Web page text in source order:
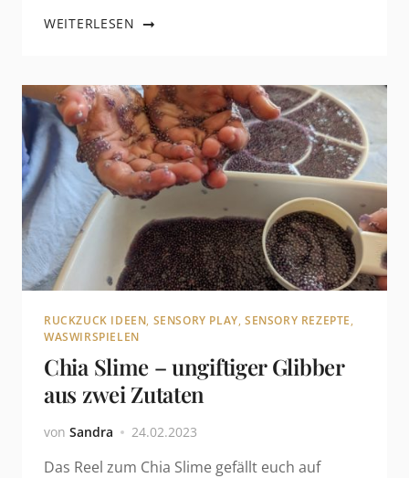
WEITERLESEN
RUCKZUCK IDEEN, SENSORY PLAY,SENSORY REZEPTE,
WASWIRSPIELEN
Chia Slime – ungiftiger Glibber
aus zwei Zutaten
von Sandra 24.02.2023
Das Reel zum Chia Slime gefällt euch auf